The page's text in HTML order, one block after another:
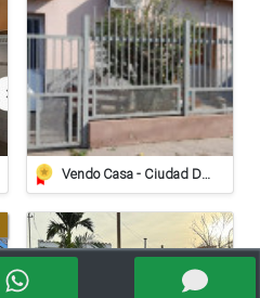
Vendo Casa - Ciudad De Sunchales